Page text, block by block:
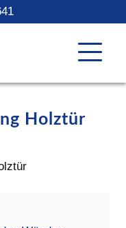
Holztür